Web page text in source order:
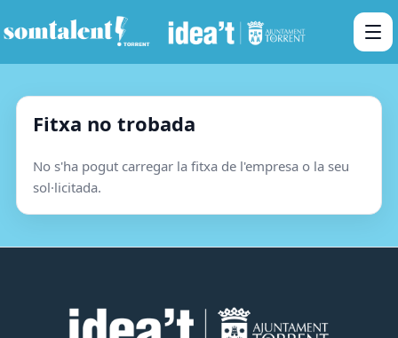
Fitxa no trobada
No s'ha pogut carregar la fitxa de l'empresa o la seu
sol·licitada.